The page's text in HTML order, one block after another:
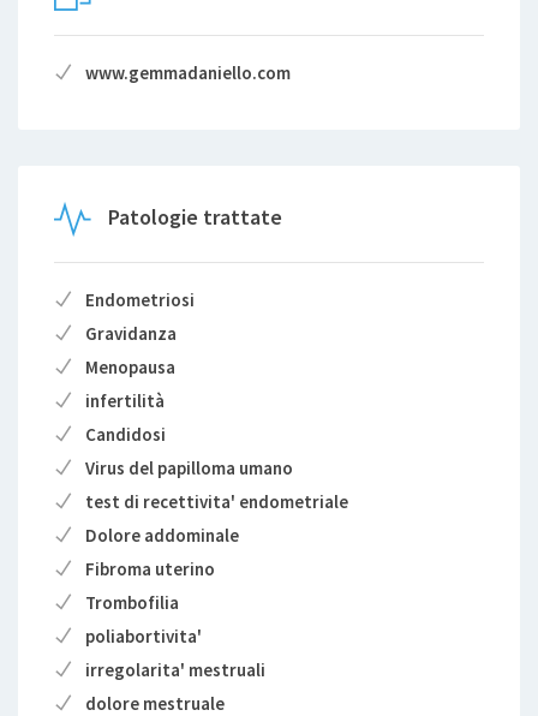
www.gemmadaniello.com
Patologie trattate
Endometriosi
Gravidanza
Menopausa
infertilità
Candidosi
Virus del papilloma umano
test di recettivita' endometriale
Dolore addominale
Fibroma uterino
Trombofilia
poliabortivita'
irregolarita' mestruali
dolore mestruale